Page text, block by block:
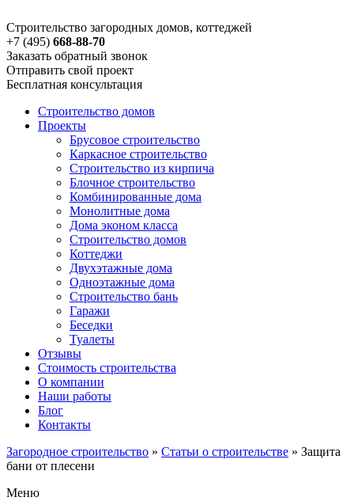
Строительство загородных домов, коттеджей
+7 (495) 668-88-70
Заказать обратный звонок
Отправить свой проект
Бесплатная консультация
Строительство домов
Проекты
Брусовое строительство
Каркасное строительство
Строительство из кирпича
Блочное строительство
Комбинированные дома
Монолитные дома
Дома эконом класса
Строительство домов
Коттеджи
Двухэтажные дома
Одноэтажные дома
Строительство бань
Гаражи
Беседки
Туалеты
Отзывы
Стоимость строительства
О компании
Наши работы
Блог
Контакты
Загородное строительство » Статьи о строительстве » Защита
бани от плесени
Меню